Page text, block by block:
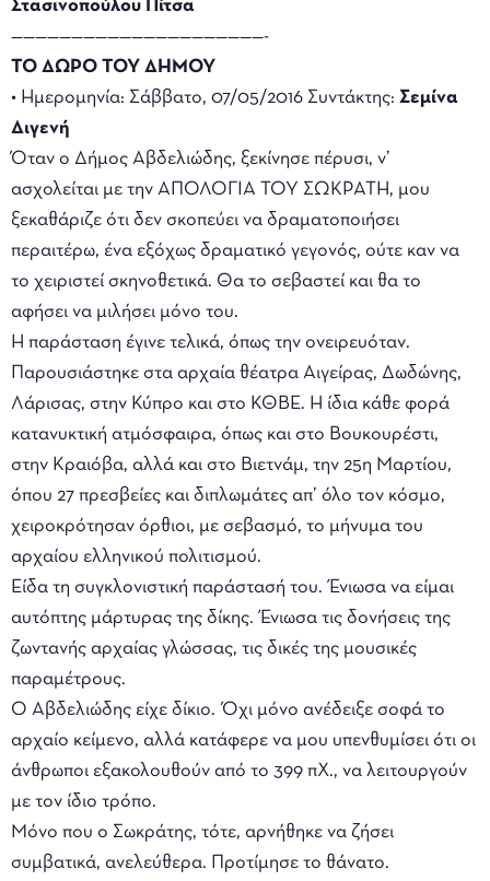
Στασινοπούλου Πίτσα
—————————————————————-
ΤΟ ΔΩΡΟ ΤΟΥ ΔΗΜΟΥ
• Ημερομηνία: Σάββατο, 07/05/2016 Συντάκτης: Σεμίνα
Διγενή
Όταν ο Δήμος Αβδελιώδης, ξεκίνησε πέρυσι, ν’
ασχολείται με την ΑΠΟΛΟΓΙΑ ΤΟΥ ΣΩΚΡΑΤΗ, μου
ξεκαθάριζε ότι δεν σκοπεύει να δραματοποιήσει
περαιτέρω, ένα εξόχως δραματικό γεγονός, ούτε καν να
το χειριστεί σκηνοθετικά. Θα το σεβαστεί και θα το
αφήσει να μιλήσει μόνο του.
Η παράσταση έγινε τελικά, όπως την ονειρευόταν.
Παρουσιάστηκε στα αρχαία θέατρα Αιγείρας, Δωδώνης,
Λάρισας, στην Κύπρο και στο ΚΘΒΕ. Η ίδια κάθε φορά
κατανυκτική ατμόσφαιρα, όπως και στο Βουκουρέστι,
στην Κραιόβα, αλλά και στο Βιετνάμ, την 25η Μαρτίου,
όπου 27 πρεσβείες και διπλωμάτες απ’ όλο τον κόσμο,
χειροκρότησαν όρθιοι, με σεβασμό, το μήνυμα του
αρχαίου ελληνικού πολιτισμού.
Είδα τη συγκλονιστική παράστασή του. Ένιωσα να είμαι
αυτόπτης μάρτυρας της δίκης. Ένιωσα τις δονήσεις της
ζωντανής αρχαίας γλώσσας, τις δικές της μουσικές
παραμέτρους.
Ο Αβδελιώδης είχε δίκιο. Όχι μόνο ανέδειξε σοφά το
αρχαίο κείμενο, αλλά κατάφερε να μου υπενθυμίσει ότι οι
άνθρωποι εξακολουθούν από το 399 πΧ., να λειτουργούν
με τον ίδιο τρόπο.
Μόνο που ο Σωκράτης, τότε, αρνήθηκε να ζήσει
συμβατικά, ανελεύθερα. Προτίμησε το θάνατο.